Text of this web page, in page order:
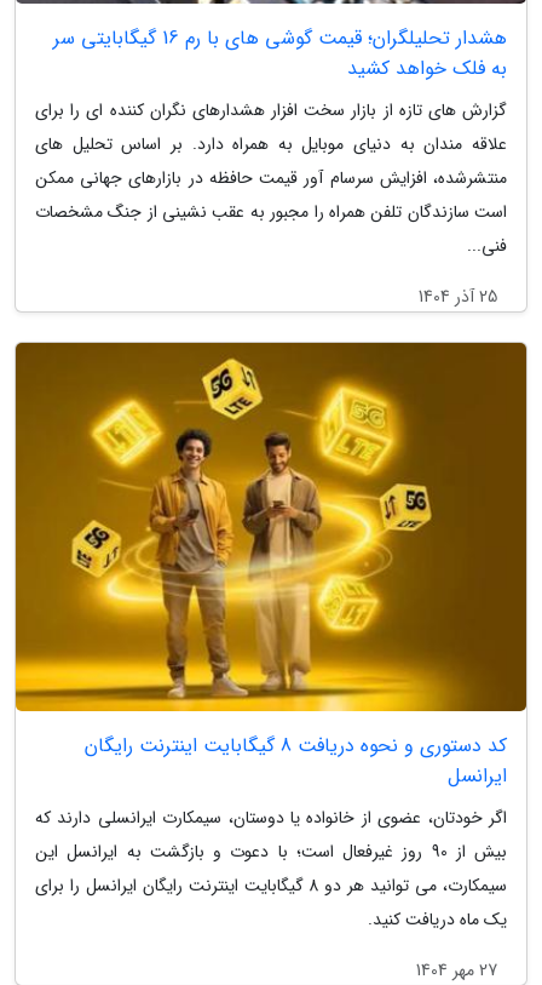
هشدار تحلیلگران؛ قیمت گوشی های با رم 16 گیگابایتی سر
به فلک خواهد کشید
گزارش های تازه از بازار سخت افزار هشدارهای نگران کننده ای را برای
علاقه مندان به دنیای موبایل به همراه دارد. بر اساس تحلیل های
منتشرشده، افزایش سرسام آور قیمت حافظه در بازارهای جهانی ممکن
است سازندگان تلفن همراه را مجبور به عقب نشینی از جنگ مشخصات
فنی...
25 آذر 1404
کد دستوری و نحوه دریافت 8 گیگابایت اینترنت رایگان
ایرانسل
اگر خودتان، عضوی از خانواده یا دوستان، سیمکارت ایرانسلی دارند که
بیش از 90 روز غیرفعال است؛ با دعوت و بازگشت به ایرانسل این
سیمکارت، می توانید هر دو 8 گیگابایت اینترنت رایگان ایرانسل را برای
یک ماه دریافت کنید.
27 مهر 1404